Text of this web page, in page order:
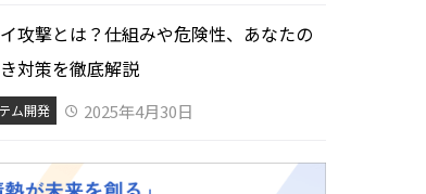
攻撃とは？仕組みや危険性、あなたの
対策を徹底解説
ム開発 2025年4月30日